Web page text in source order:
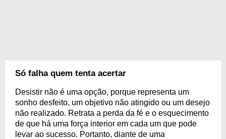
Só falha quem tenta acertar
Desistir não é uma opção, porque representa um
sonho desfeito, um objetivo não atingido ou um desejo
não realizado. Retrata a perda da fé e o esquecimento
de que há uma força interior em cada um que pode
levar ao sucesso. Portanto, diante de uma